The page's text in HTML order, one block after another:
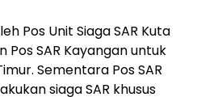
Pos Unit Siaga SAR Kuta
Pos SAR Kayangan untuk
Sementara Pos SAR
siaga SAR khusus